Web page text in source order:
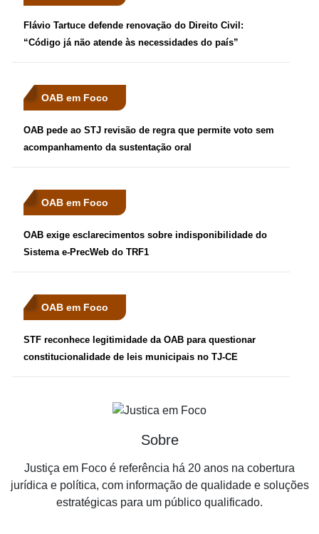
Flávio Tartuce defende renovação do Direito Civil:
“Código já não atende às necessidades do país”
OAB em Foco
OAB pede ao STJ revisão de regra que permite voto sem
acompanhamento da sustentação oral
OAB em Foco
OAB exige esclarecimentos sobre indisponibilidade do
Sistema e-PrecWeb do TRF1
OAB em Foco
STF reconhece legitimidade da OAB para questionar
constitucionalidade de leis municipais no TJ-CE
Sobre
Justiça em Foco é referência há 20 anos na cobertura
jurídica e política, com informação de qualidade e soluções
estratégicas para um público qualificado.